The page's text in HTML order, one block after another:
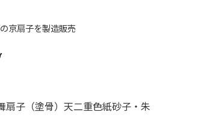
京扇子を製造販売
扇子（塗骨）天二重色紙砂子・朱